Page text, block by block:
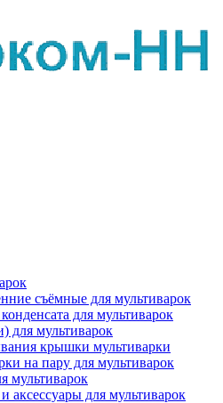
съёмные для мультиварок
для мультиварок
для мультиварок
крышки мультиварки
на пару для мультиварок
мультиварок
аксессуары для мультиварок